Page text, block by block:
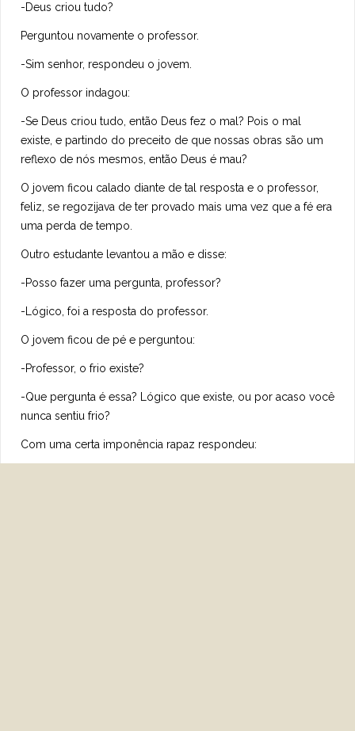
-Deus criou tudo?
Perguntou novamente o professor.
-Sim senhor, respondeu o jovem.
O professor indagou:
-Se Deus criou tudo, então Deus fez o mal? Pois o mal
existe, e partindo do preceito de que nossas obras são um
reflexo de nós mesmos, então Deus é mau?
O jovem ficou calado diante de tal resposta e o professor,
feliz, se regozijava de ter provado mais uma vez que a fé era
uma perda de tempo.
Outro estudante levantou a mão e disse:
-Posso fazer uma pergunta, professor?
-Lógico, foi a resposta do professor.
O jovem ficou de pé e perguntou:
-Professor, o frio existe?
-Que pergunta é essa? Lógico que existe, ou por acaso você
nunca sentiu frio?
Com uma certa imponência rapaz respondeu: